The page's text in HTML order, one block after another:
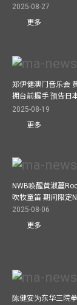
2025-08-27
更多
郑伊健澳门音乐会
拥台前握手 预告日
2025-08-19
更多
NWB唤醒黄淑蔓
吹牧童笛 期间限定
2025-08-06
更多
陈健安为东华三院